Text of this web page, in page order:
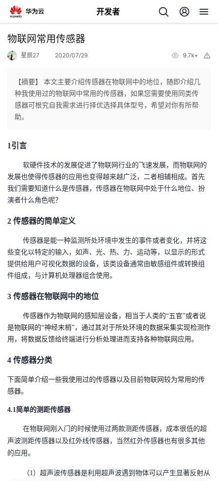
开发者
返
个
人
页
我
开
我
客
论
的
子
我
直
的
我
注
开的
Programs
我
物联网常用传感器
星辰27 2020/07/29 9.7k+
【摘要】 本文主要介绍传感器在物联网中的地位，随即介绍几
种我使用过的物联网中常用的传感器，如果您需要使用同类传
感器可根究自我需求进行择优选择具体型号，希望对你有所帮
助。
1引言
软硬件技术的发展促进了物联网行业的飞速发展，而物联网的
发展也使得传感器的应用也变得越来越广泛，二者相辅相成。首先
我们需要知道什么是传感器，传感器在物联网中处于什么地位、扮
演者什么角色呢？
2 传感器的简单定义
传感器是能一种监测所处环境中发生的事件或者变化，并将这
些变化以特定的输入，如声、光、热、力、运动等，以显示的形式
提供给用户可视化数据的设备，该类设备通常由敏感组件或转换组
件组成，与计算机处理器组合使用。
3 传感器在物联网中的地位
传感器作为物联网的感知层设备，相当于人类的“五官”或者说
是物联网的“神经末梢”，通过其对于所处环境的数据采集实现检测作
用，将数据反馈给终端进行分析处理进而支持各种物联网应用。
4 传感器分类
下面简单介绍一些我使用过的传感器以及目前物联网较为常用的传
感器。
4.1简单的测距传感器
在物联网刚入门的时候使用过两款测距传感器，成本很低的超
声波测距传感器以及红外线传感器，当然红外传感器也有很多其他
的应用。
（1）超声波传感器是利用超声波遇到物体可以产生显著反射从